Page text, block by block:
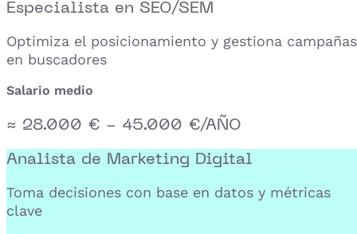
Especialista en SEO/SEM
Optimiza el posicionamiento y gestiona campañas
en buscadores
Salario medio
≈ 28.000 € - 45.000 €/AÑO
Analista de Marketing Digital
Toma decisiones con base en datos y métricas
clave